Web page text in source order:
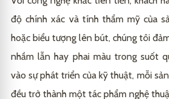
độ chính xác và tính thẩm mỹ của
hoặc biểu tượng lên bút, chúng tôi
nhầm lẫn hay phai màu trong suốt
vào sự phát triển của kỹ thuật, mỗi
đều trở thành một tác phẩm nghệ